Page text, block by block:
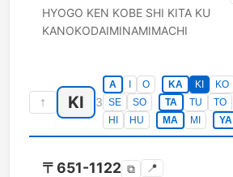
HYOGO KEN KOBE SHI KITA KU
KANOKODAIMINAMIMACHI
↑ KI 3
A O KA KI KO
SE
SO TA TU TO
HI
HU MA MI YA
〒651-1122 ⧉ 📍